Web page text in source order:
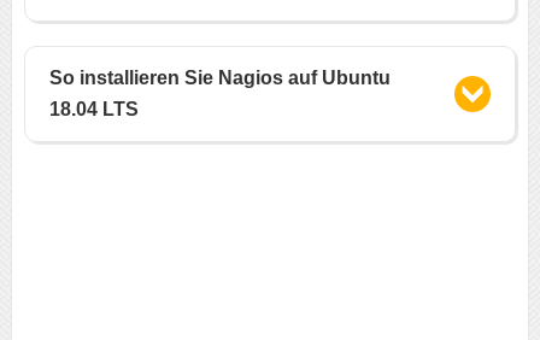
So installieren Sie Nagios auf Ubuntu
18.04 LTS